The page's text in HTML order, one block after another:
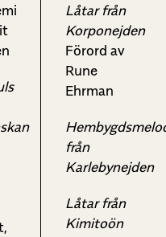
Låtar från
Korponejden
Förord av
Rune
Ehrman
från
Karlebynejden
Låtar från
Kimitoön